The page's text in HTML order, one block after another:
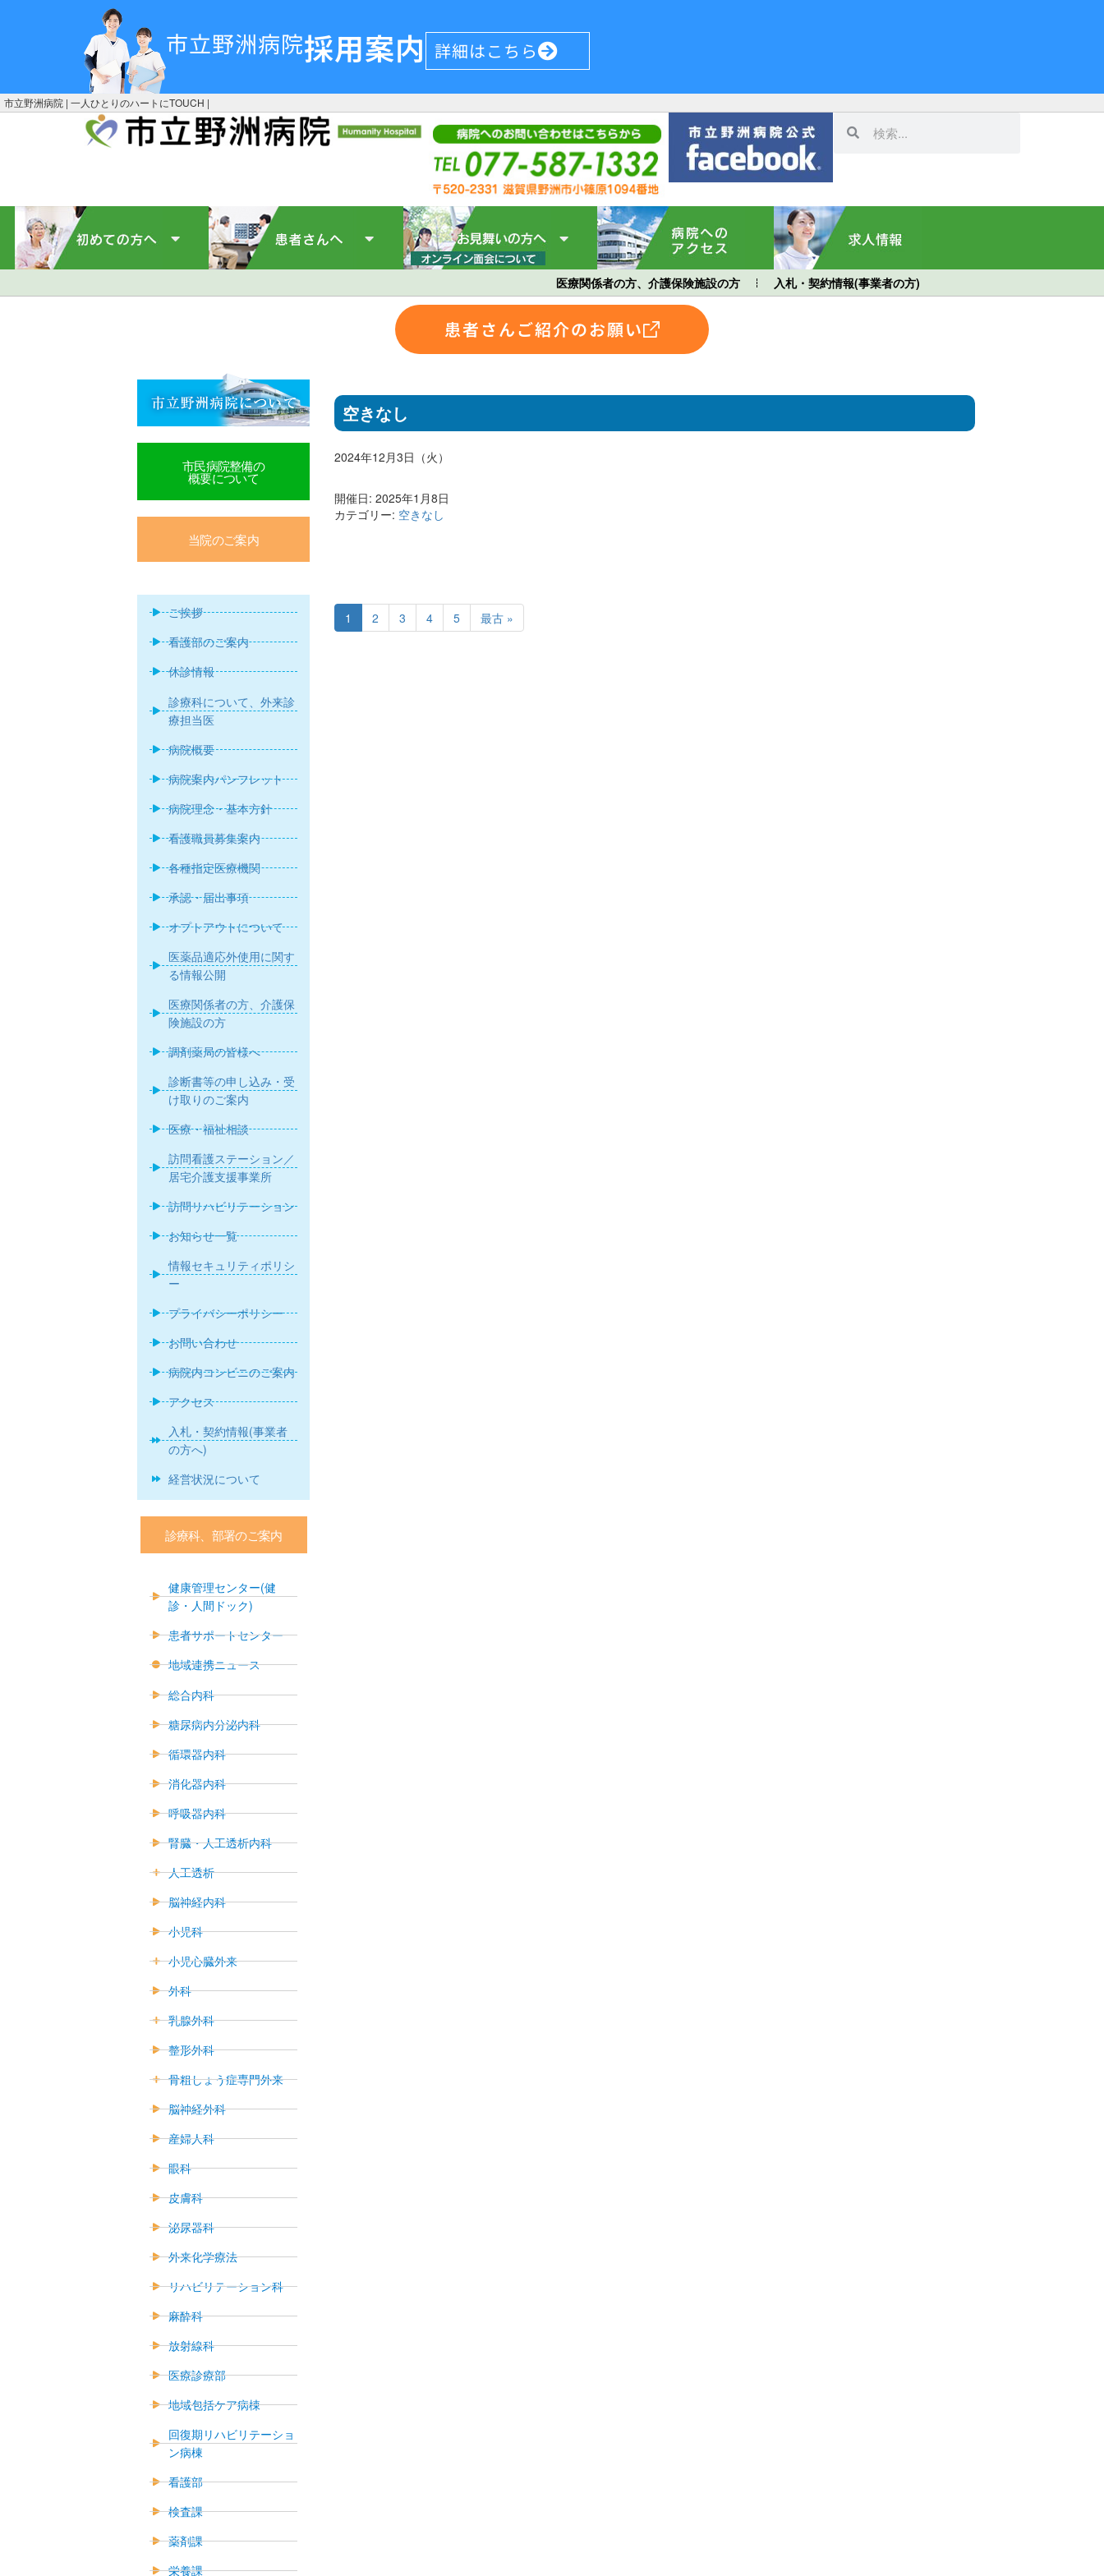
市立野洲病院採用案内 詳細はこちら
市立野洲病院 | 一人ひとりのハートにTOUCH |
医療関係者の方、介護保険施設の方 入札・契約情報(事業者の方)
患者さんご紹介のお願い
空きなし
2024年12月3日（火）
開催日: 2025年1月8日
カテゴリー: 空きなし
1 2 3 4 5 最古 »
市民病院整備の
概要について
当院のご案内
ご挨拶
看護部のご案内
休診情報
診療科について、外来診
療担当医
病院概要
病院案内パンフレット
病院理念・基本方針
看護職員募集案内
各種指定医療機関
承認・届出事項
オプトアウトについて
医薬品適応外使用に関す
る情報公開
医療関係者の方、介護保
険施設の方
調剤薬局の皆様へ
診断書等の申し込み・受
け取りのご案内
医療・福祉相談
訪問看護ステーション／
居宅介護支援事業所
訪問リハビリテーション
お知らせ一覧
情報セキュリティポリシ
ー
プライバシーポリシー
お問い合わせ
病院内コンビニのご案内
アクセス
入札・契約情報(事業者
の方へ)
経営状況について
診療科、部署のご案内
健康管理センター(健
診・人間ドック)
患者サポートセンター
地域連携ニュース
総合内科
糖尿病内分泌内科
循環器内科
消化器内科
呼吸器内科
腎臓・人工透析内科
人工透析
脳神経内科
小児科
小児心臓外来
外科
乳腺外科
整形外科
骨粗しょう症専門外来
脳神経外科
産婦人科
眼科
皮膚科
泌尿器科
外来化学療法
リハビリテーション科
麻酔科
放射線科
医療診療部
地域包括ケア病棟
回復期リハビリテーショ
ン病棟
看護部
検査課
薬剤課
栄養課